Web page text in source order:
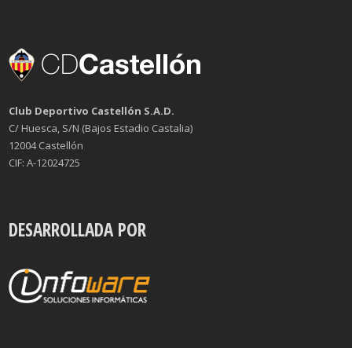
Club Deportivo Castellón S.A.D.
C/ Huesca, S/N (Bajos Estadio Castalia)
12004 Castellón
CIF: A-12024725
DESARROLLADA POR